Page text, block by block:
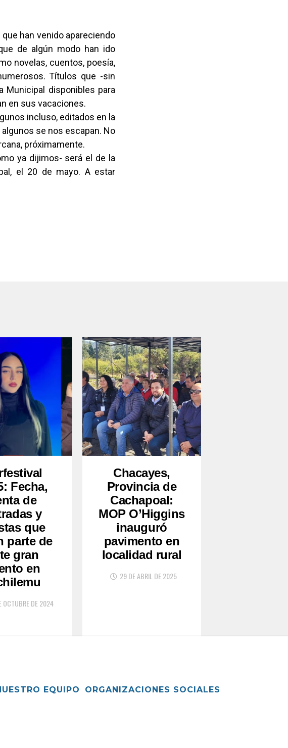
han venido apareciendo
de algún modo han ido
novelas, cuentos, poesía,
Títulos que -sin
Municipal disponibles para
en sus vacaciones.
incluso, editados en la
se nos escapan. No
próximamente.
ya dijimos- será el de la
el 20 de mayo. A estar
Fecha,
de
y
que
parte de
gran
en
OCTUBRE DE 2024
Chacayes,
Provincia de
Cachapoal:
MOP O’Higgins
inauguró
pavimento en
localidad rural
29 DE ABRIL DE 2025
EQUIPO
ORGANIZACIONES SOCIALES